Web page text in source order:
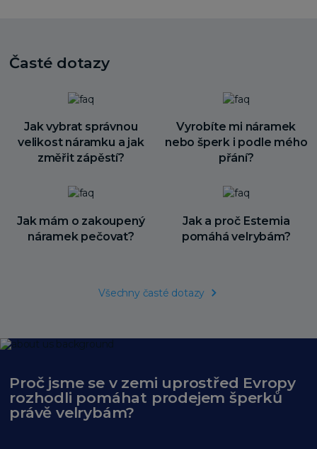
Časté dotazy
Jak vybrat správnou
velikost náramku a jak
změřit zápěstí?
Vyrobíte mi náramek
nebo šperk i podle mého
přání?
Jak mám o zakoupený
náramek pečovat?
Jak a proč Estemia
pomáhá velrybám?
Všechny časté dotazy
Proč jsme se v zemi uprostřed Evropy
rozhodli pomáhat prodejem šperků
právě velrybám?